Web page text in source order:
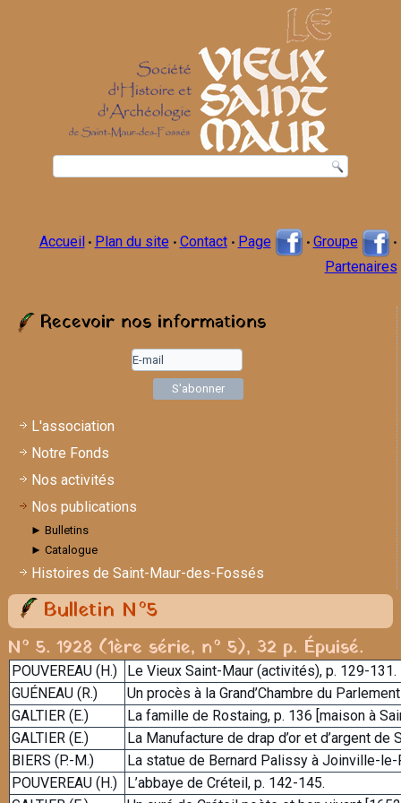
Accueil • Plan du site • Contact • Page • Groupe •
Partenaires
Recevoir nos informations
L'association
Notre Fonds
Nos activités
Nos publications
► Bulletins
► Catalogue
Histoires de Saint-Maur-des-Fossés
Bulletin N°5
N° 5. 1928 (1ère série, n° 5), 32 p. Épuisé.
POUVEREAU (H.)
Le Vieux Saint-Maur (activités), p. 129-131.
GUÉNEAU (R.)
Un procès à la Grand’Chambre du
GALTIER (E.)
La famille de Rostaing, p. 136 [maison à
GALTIER (E.)
La Manufacture de drap d’or et d’argent de
BIERS (P.-M.)
La statue de Bernard Palissy à Joinville-le-
POUVEREAU (H.)
L’abbaye de Créteil, p. 142-145.